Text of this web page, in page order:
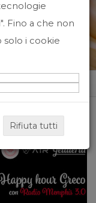
Fino a che non
solo i cookie
Rifiuta tutti